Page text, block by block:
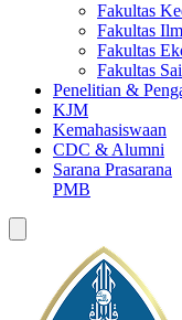
Fakultas
Fakultas
Fakultas
Fakultas
Penelitian &
KJM
Kemahasiswaan
CDC & Alumni
Sarana Prasarana
PMB